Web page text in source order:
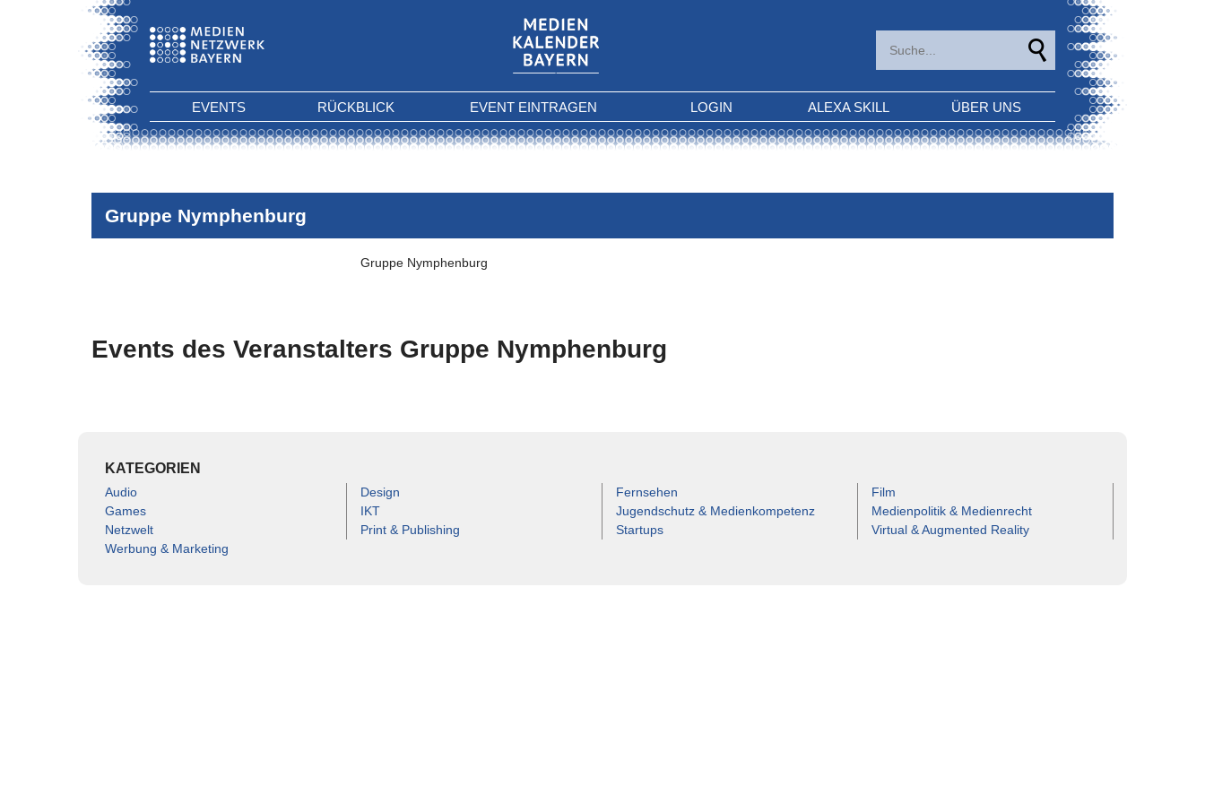
EVENTS RÜCKBLICK EVENT EINTRAGEN LOGIN ALEXA SKILL ÜBER UNS
Gruppe Nymphenburg
Gruppe Nymphenburg
Events des Veranstalters Gruppe Nymphenburg
KATEGORIEN
Audio Design Fernsehen
Film
Games
IKT Jugendschutz & Medienkompetenz
Medienpolitik & Medienrecht
Netzwelt
Print & Publishing Startups
Virtual & Augmented Reality
Werbung & Marketing